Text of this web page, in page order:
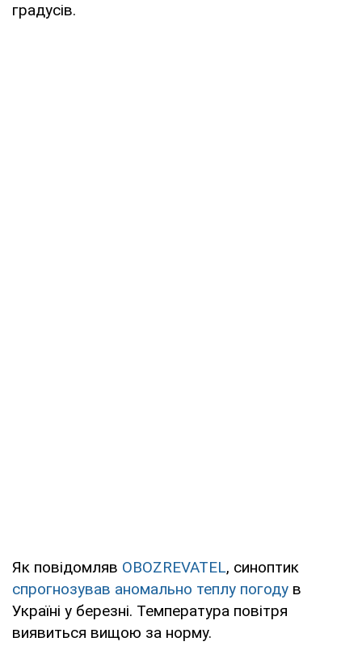
градусів.
Як повідомляв OBOZREVATEL, синоптик
спрогнозував аномально теплу погоду в
Україні у березні. Температура повітря
виявиться вищою за норму.